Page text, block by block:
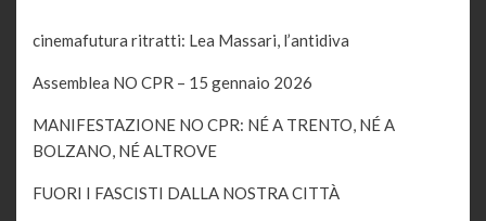
cinemafutura ritratti: Lea Massari, l’antidiva
Assemblea NO CPR – 15 gennaio 2026
MANIFESTAZIONE NO CPR: NÉ A TRENTO, NÉ A
BOLZANO, NÉ ALTROVE
FUORI I FASCISTI DALLA NOSTRA CITTÀ